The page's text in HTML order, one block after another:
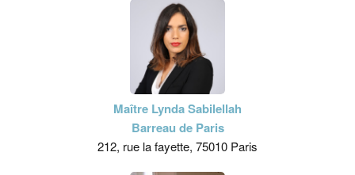
Maître Lynda Sabilellah
Barreau de Paris
212, rue la fayette, 75010 Paris